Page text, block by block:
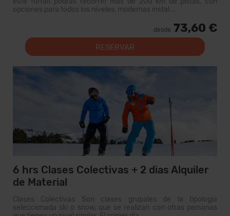
opciones para todos los niveles, modernas instal...
desde 73,60 €
RESERVAR
6 hrs Clases Colectivas + 2 dias Alquiler
de Material
Clases Colectivas Son clases grupales de la tipología
seleccionada ski o snow, que se realizan con otras personas